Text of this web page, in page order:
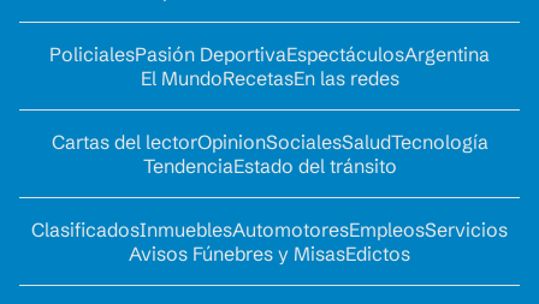
PolicialesPasión DeportivaEspectáculosArgentina
El MundoRecetasEn las redes
Cartas del lectorOpinionSocialesSaludTecnología
TendenciaEstado del tránsito
ClasificadosInmueblesAutomotoresEmpleosServicios
Avisos Fúnebres y MisasEdictos